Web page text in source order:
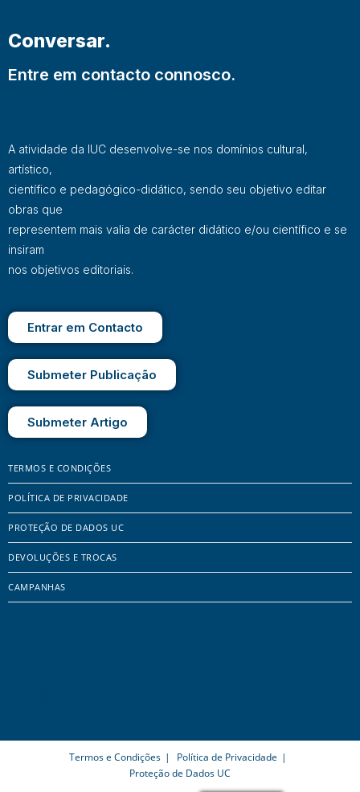
Conversar.
Entre em contacto connosco.
A atividade da IUC desenvolve-se nos domínios cultural,
artístico,
científico e pedagógico-didático, sendo seu objetivo editar
obras que
representem mais valia de carácter didático e/ou científico e se
insiram
nos objetivos editoriais.
Entrar em Contacto
Submeter Publicação
Submeter Artigo
TERMOS E CONDIÇÕES
POLÍTICA DE PRIVACIDADE
PROTEÇÃO DE DADOS UC
DEVOLUÇÕES E TROCAS
CAMPANHAS
Termos e Condições
Política de Privacidade
Proteção de Dados UC